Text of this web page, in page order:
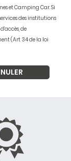
et Camping Car. Si
des institutions
de
(Art 34 de la loi